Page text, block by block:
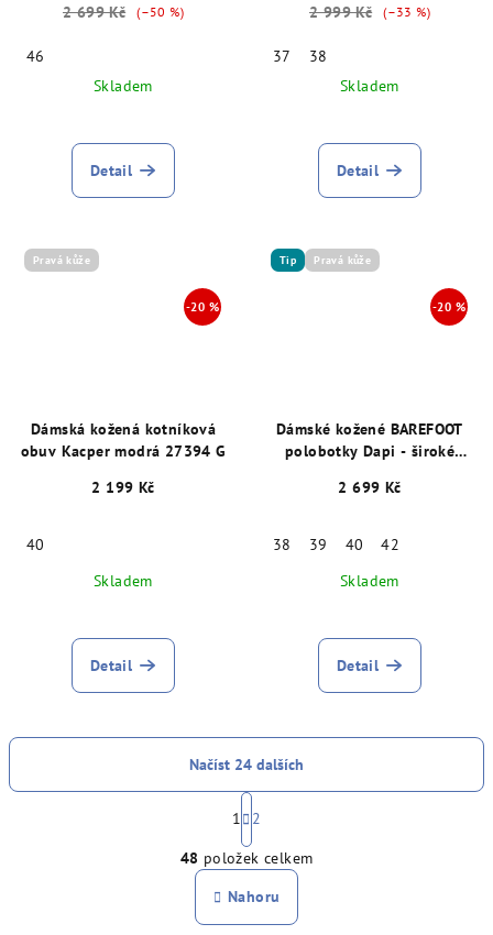
2 699 Kč
(–50 %)
46
Skladem
Detail
2 999 Kč
(–33 %)
37
38
Skladem
Detail
Pravá kůže
Dámská kožená kotníková
obuv Kacper modrá 27394 G
2 199 Kč
40
Skladem
Detail
Tip Pravá kůže
Dámské kožené BAREFOOT
polobotky Dapi - široké
29015
2 699 Kč
38 39 40
42
Skladem
Detail
O
v
l
á
Načíst 24 dalších
S
t
r
á
n
k
o
1
2
48 položek celkem
Nahoru